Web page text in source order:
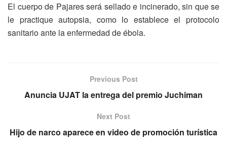
El cuerpo de Pajares será sellado e incinerado, sin que se
le practique autopsia, como lo establece el protocolo
sanitario ante la enfermedad de ébola.
Previous Post
Anuncia UJAT la entrega del premio Juchiman
Next Post
Hijo de narco aparece en video de promoción turística